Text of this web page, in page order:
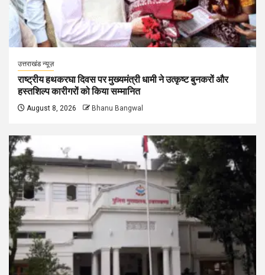
उत्तराखंड न्यूज़
राष्ट्रीय हथकरघा दिवस पर मुख्यमंत्री धामी ने उत्कृष्ट बुनकरों और
हस्तशिल्प कारीगरों को किया सम्मानित
August 8, 2026 Bhanu Bangwal